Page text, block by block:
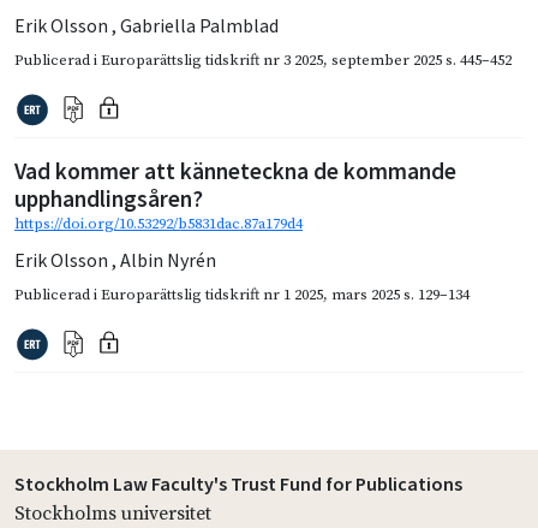
Erik Olsson , Gabriella Palmblad
Publicerad iEuroparättslig tidskrift nr 3 2025, september 2025s. 445–452
Vad kommer att känneteckna de kommande
upphandlingsåren?
https://doi.org/10.53292/b5831dac.87a179d4
Erik Olsson , Albin Nyrén
Publicerad iEuroparättslig tidskrift nr 1 2025, mars 2025s. 129–134
Stockholm Law Faculty's Trust Fund for Publications
Stockholms universitet